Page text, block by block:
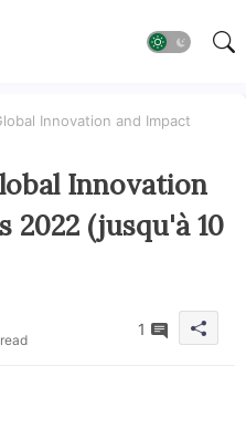
Innovation and Impact
Innovation
2022 (jusqu'à 10
1